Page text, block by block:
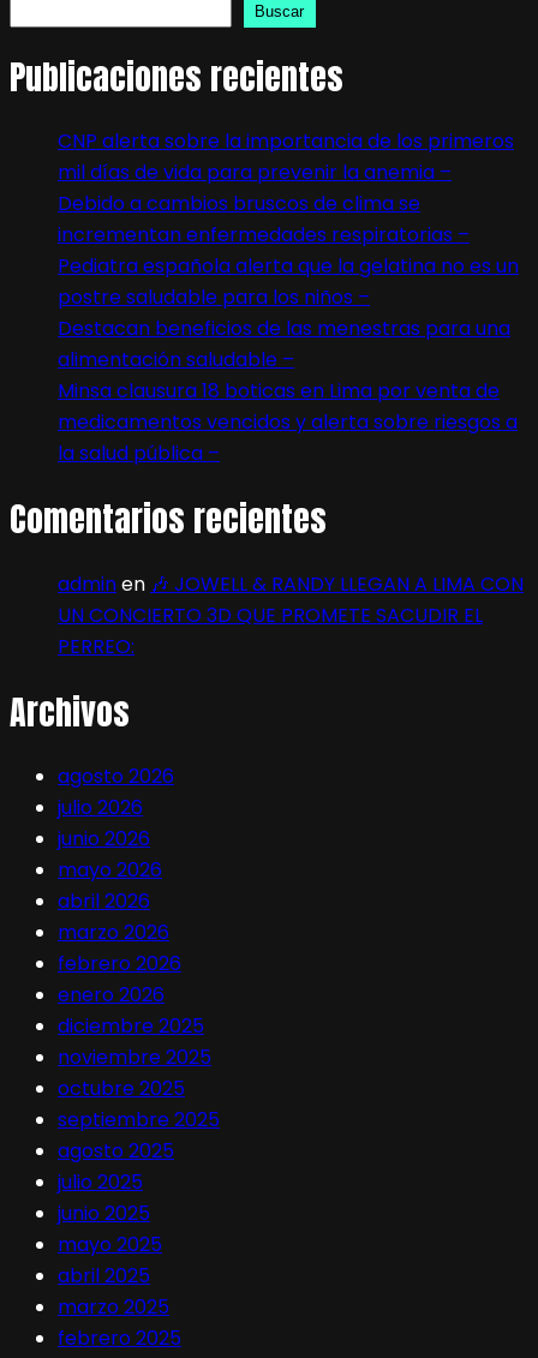
Buscar
Publicaciones recientes
CNP alerta sobre la importancia de los primeros
mil días de vida para prevenir la anemia –
Debido a cambios bruscos de clima se
incrementan enfermedades respiratorias –
Pediatra española alerta que la gelatina no es un
postre saludable para los niños –
Destacan beneficios de las menestras para una
alimentación saludable –
Minsa clausura 18 boticas en Lima por venta de
medicamentos vencidos y alerta sobre riesgos a
la salud pública –
Comentarios recientes
adminen 🎶 JOWELL & RANDY LLEGAN A LIMA CON
UN CONCIERTO 3D QUE PROMETE SACUDIR EL
PERREO:
Archivos
agosto 2026
julio 2026
junio 2026
mayo 2026
abril 2026
marzo 2026
febrero 2026
enero 2026
diciembre 2025
noviembre 2025
octubre 2025
septiembre 2025
agosto 2025
julio 2025
junio 2025
mayo 2025
abril 2025
marzo 2025
febrero 2025